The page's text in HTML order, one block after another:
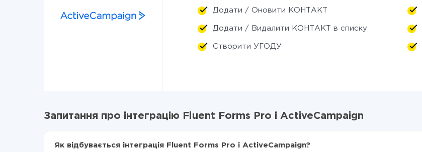
Додати / Оновити КОНТАКТ
Додати / Видалити КОНТАКТ в списку
Створити УГОДУ
Запитання про інтеграцію Fluent Forms Pro і ActiveCampaign
Як відбувається інтеграція Fluent Forms Pro і ActiveCampaign?